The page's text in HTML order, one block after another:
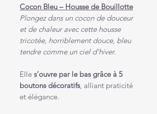
Cocon Bleu – Housse de Bouillotte
Plongez dans un cocon de douceur
et de chaleur avec cette housse
tricotée, horriblement douce, bleu
tendre comme un ciel d’hiver.
Elle s’ouvre par le bas grâce à 5
boutons décoratifs, alliant praticité
et élégance.